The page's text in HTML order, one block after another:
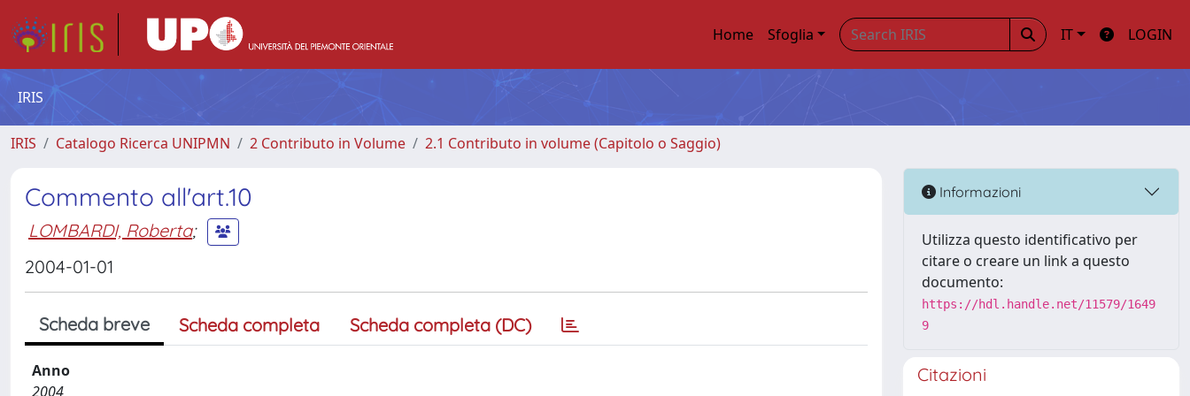
Home Sfoglia IT LOGIN
IRIS
IRIS Catalogo Ricerca UNIPMN 2 Contributo in Volume 2.1 Contributo in volume (Capitolo o Saggio)
Commento all'art.10
LOMBARDI, Roberta;
2004-01-01
Scheda breve Scheda completa Scheda completa (DC)
Anno
2004
Informazioni
Utilizza questo identificativo per
citare o creare un link a questo
documento:
https://hdl.handle.net/11579/1649
9
Citazioni